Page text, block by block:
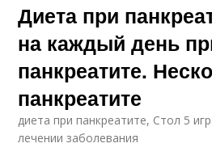
Диета при
на каждый день
панкреатите.
панкреатите
диета при панкреатите, Стол 5
лечении заболевания